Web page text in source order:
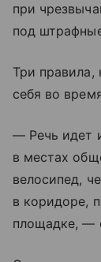
при
под
Три правила,
себя во
— Речь идет
в местах
велосипед,
в коридоре,
площадке, —